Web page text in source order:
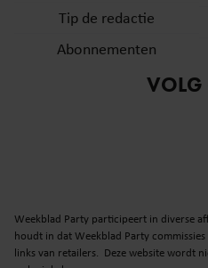
gaat akkoord met onze
Tip de redactie
Abonnementen
VOLG
Weekblad Party participeert in diverse
houdt in dat Weekblad Party
links van retailers. Deze website wordt